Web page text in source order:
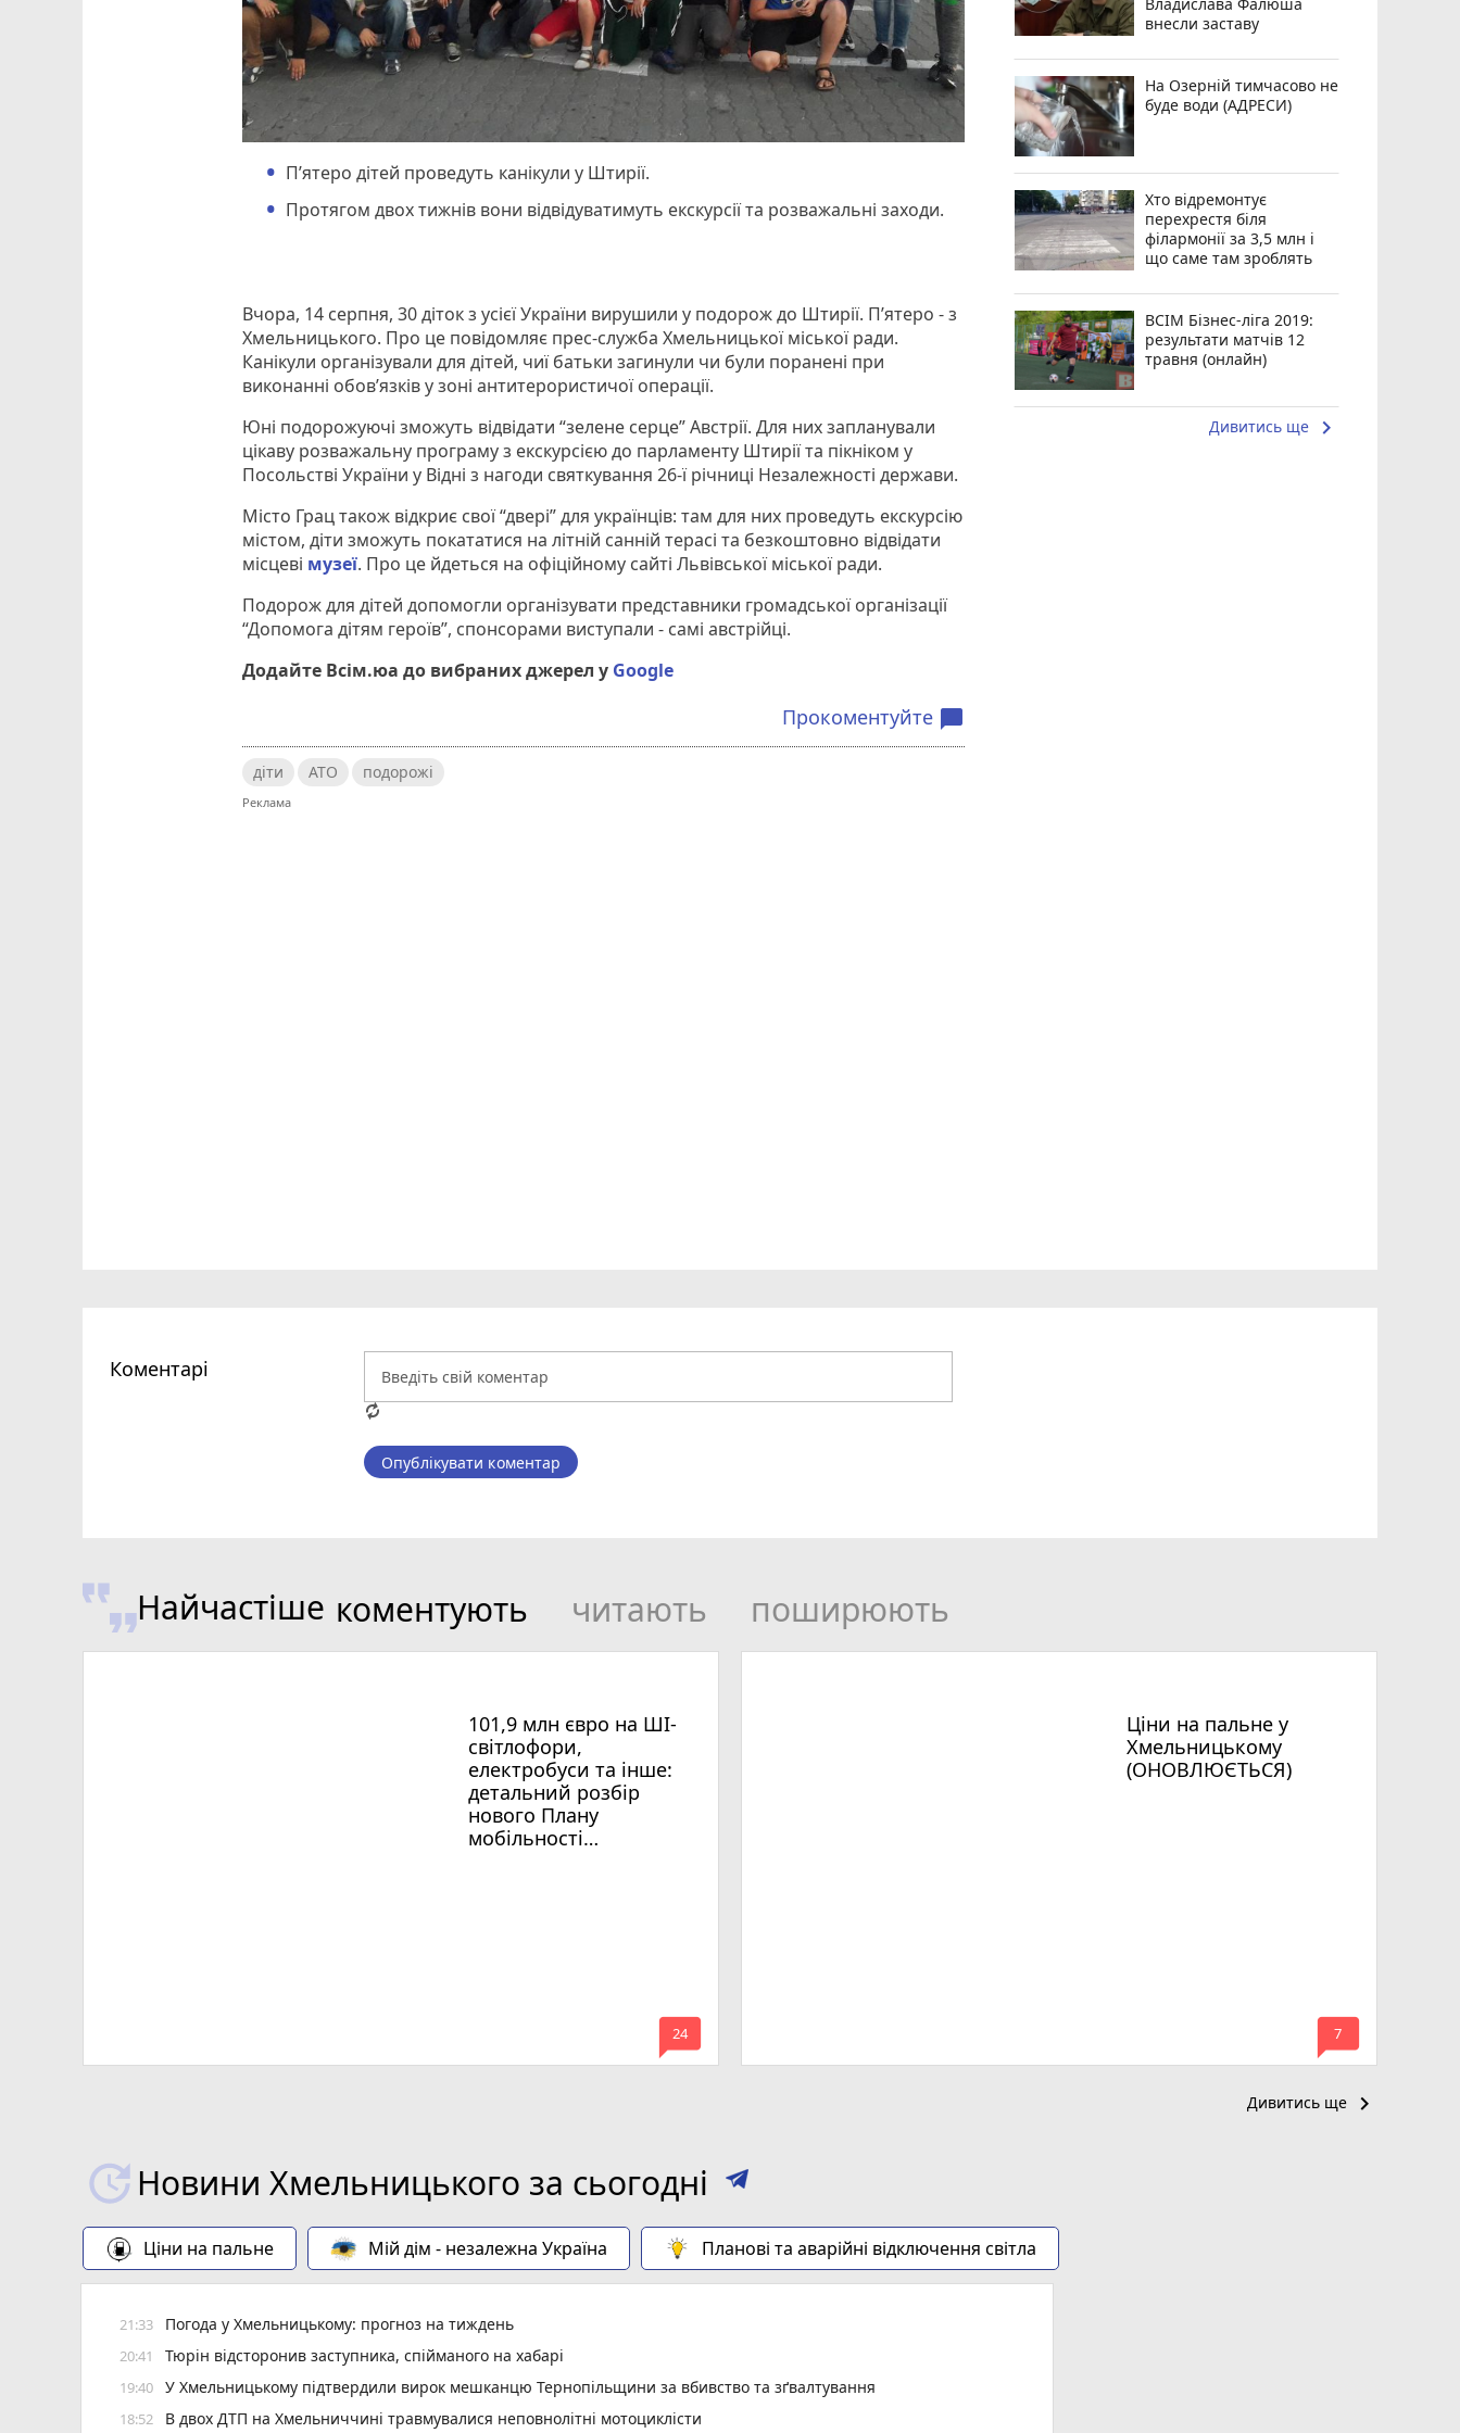
П’ятеро дітей проведуть канікули у Штирії.
Протягом двох тижнів вони відвідуватимуть екскурсії та розважальні заходи.
Вчора, 14 серпня, 30 діток з усієї України вирушили у подорож до Штирії. П’ятеро - з
Хмельницького. Про це повідомляє прес-служба Хмельницької міської ради.
Канікули організували для дітей, чиї батьки загинули чи були поранені при
виконанні обов’язків у зоні антитерористичої операції.
Юні подорожуючі зможуть відвідати “зелене серце” Австрії. Для них запланували
цікаву розважальну програму з екскурсією до парламенту Штирії та пікніком у
Посольстві України у Відні з нагоди святкування 26-ї річниці Незалежності держави.
Місто Грац також відкриє свої “двері” для українців: там для них проведуть екскурсію
містом, діти зможуть покататися на літній санній терасі та безкоштовно відвідати
місцеві музеї. Про це йдеться на офіційному сайті Львівської міської ради.
Подорож для дітей допомогли організувати представники громадської організації
“Допомога дітям героїв”, спонсорами виступали - самі австрійці.
Додайте Всім.юа до вибраних джерел у Google
Прокоментуйте chat_bubble
діти АТО подорожі
внесли заставу
На Озерній тимчасово не
буде води (АДРЕСИ)
Хто відремонтує
перехрестя біля
філармонії за 3,5 млн і
що саме там зроблять
ВСІМ Бізнес-ліга 2019:
результати матчів 12
травня (онлайн)
Дивитись ще keyboard_arrow_right
Коментарі
Опублікувати коментар
Найчастіше коментують читають поширюють
101,9 млн євро на ШІ-
світлофори,
електробуси та інше:
детальний розбір
нового Плану
мобільності
mode_comment
24
Ціни на пальне у
Хмельницькому
(ОНОВЛЮЄТЬСЯ)
mode_comment
7
Дивитись ще keyboard_arrow_right
Новини Хмельницького за сьогодні
Ціни на пальне Мій дім - незалежна Україна Планові та аварійні відключення світла
21:33 Погода у Хмельницькому: прогноз на тиждень
20:41 Тюрін відсторонив заступника, спійманого на хабарі
19:40 У Хмельницькому підтвердили вирок мешканцю Тернопільщини за вбивство та зґвалтування
18:52 В двох ДТП на Хмельниччині травмувалися неповнолітні мотоциклісти